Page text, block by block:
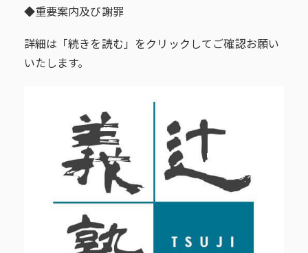
◆重要案内及び謝罪
詳細は「続きを読む」をクリックしてご確認お願い
いたします。